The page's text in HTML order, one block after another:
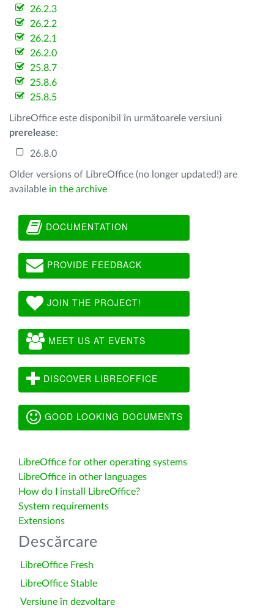
26.2.3
26.2.2
26.2.1
26.2.0
25.8.7
25.8.6
25.8.5
LibreOffice este disponibil în următoarele versiuni
prerelease:
26.8.0
Older versions of LibreOffice (no longer updated!) are
available in the archive
DOCUMENTATION
PROVIDE FEEDBACK
JOIN THE PROJECT!
MEET US AT EVENTS
DISCOVER LIBREOFFICE
GOOD LOOKING DOCUMENTS
LibreOffice for other operating systems
LibreOffice in other languages
How do I install LibreOffice?
System requirements
Extensions
Descărcare
LibreOffice Fresh
LibreOffice Stable
Versiune în dezvoltare